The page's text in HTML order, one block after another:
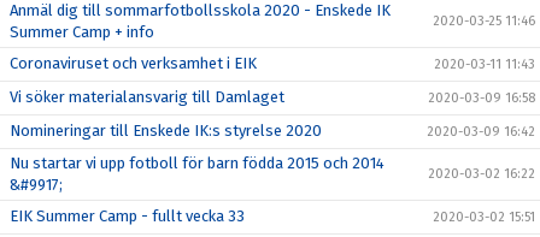
Anmäl dig till sommarfotbollsskola 2020 - Enskede IK
Summer Camp + info
2020-03-25 11:46
Coronaviruset och verksamhet i EIK 2020-03-11 11:43
Vi söker materialansvarig till Damlaget 2020-03-09 16:58
Nomineringar till Enskede IK:s styrelse 2020 2020-03-09 16:42
Nu startar vi upp fotboll för barn födda 2015 och 2014
&#9917;
2020-03-02 16:22
EIK Summer Camp - fullt vecka 33 2020-03-02 15:51